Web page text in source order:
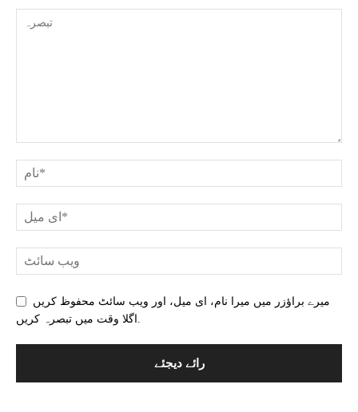
میرے براؤزر میں میرا نام، ای میل، اور ویب سائٹ محفوظ کریں